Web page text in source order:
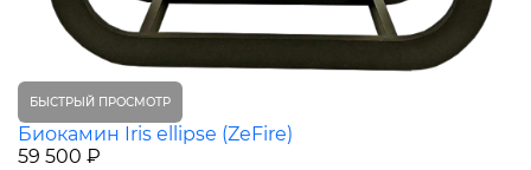
БЫСТРЫЙ ПРОСМОТР
Биокамин Iris ellipse (ZeFire)
59 500 ₽